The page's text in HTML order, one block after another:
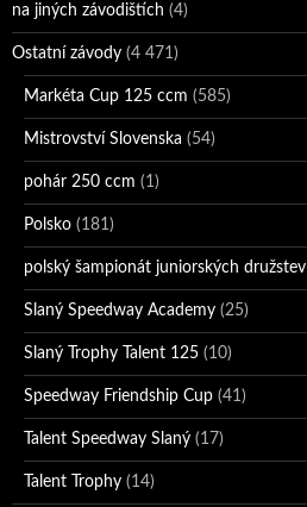
na jiných závodištích (4)
Ostatní závody (4 471)
Markéta Cup 125 ccm (585)
Mistrovství Slovenska (54)
pohár 250 ccm (1)
Polsko (181)
polský šampionát juniorských družstev
Slaný Speedway Academy (25)
Slaný Trophy Talent 125 (10)
Speedway Friendship Cup (41)
Talent Speedway Slaný (17)
Talent Trophy (14)